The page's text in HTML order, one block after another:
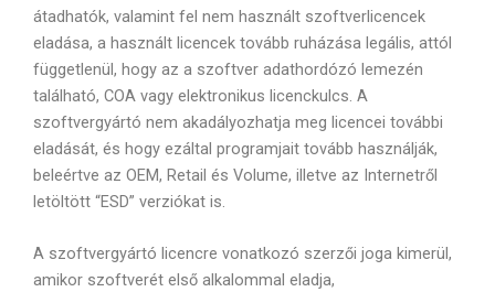
átadhatók, valamint fel nem használt szoftverlicencek
eladása, a használt licencek tovább ruházása legális, attól
függetlenül, hogy az a szoftver adathordózó lemezén
található, COA vagy elektronikus licenckulcs. A
szoftvergyártó nem akadályozhatja meg licencei további
eladását, és hogy ezáltal programjait tovább használják,
beleértve az OEM, Retail és Volume, illetve az Internetről
letöltött “ESD” verziókat is.
A szoftvergyártó licencre vonatkozó szerzői joga kimerül,
amikor szoftverét első alkalommal eladja,